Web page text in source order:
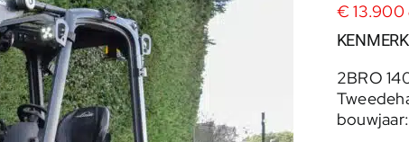
€ 13.900
2BRO